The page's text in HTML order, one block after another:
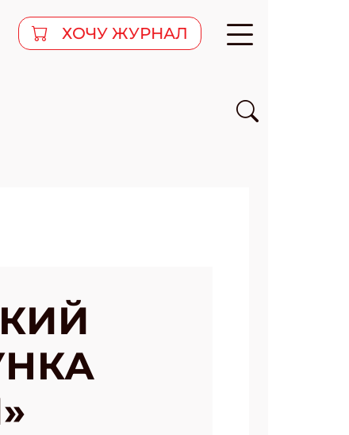
ХОЧУ ЖУРНАЛ